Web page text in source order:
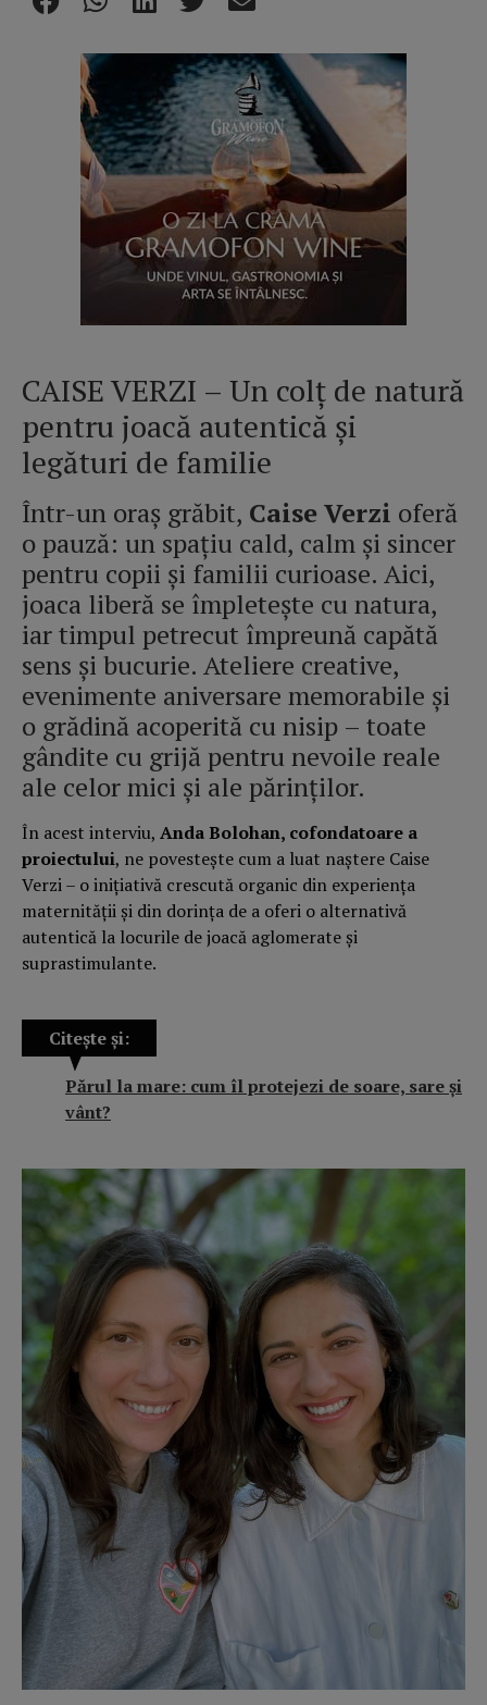
CAISE VERZI – Un colț de natură
pentru joacă autentică și
legături de familie
Într-un oraș grăbit, Caise Verzi oferă
o pauză: un spațiu cald, calm și sincer
pentru copii și familii curioase. Aici,
joaca liberă se împletește cu natura,
iar timpul petrecut împreună capătă
sens și bucurie. Ateliere creative,
evenimente aniversare memorabile și
o grădină acoperită cu nisip – toate
gândite cu grijă pentru nevoile reale
ale celor mici și ale părinților.
În acest interviu, Anda Bolohan, cofondatoare a
proiectului, ne povestește cum a luat naștere Caise
Verzi – o inițiativă crescută organic din experiența
maternității și din dorința de a oferi o alternativă
autentică la locurile de joacă aglomerate și
suprastimulante.
Citește și:
Părul la mare: cum îl protejezi de soare, sare și
vânt?